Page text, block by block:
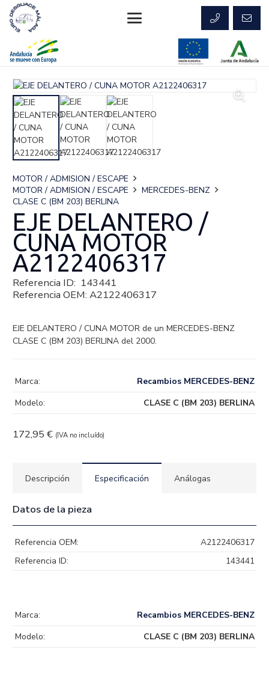
MOTOR / ADMISION / ESCAPE
MOTOR / ADMISION / ESCAPE
MERCEDES-BENZ
CLASE C (BM 203) BERLINA
EJE DELANTERO /
CUNA MOTOR
A2122406317
Referencia ID: 143441
Referencia OEM: A2122406317
EJE DELANTERO / CUNA MOTOR de un MERCEDES-BENZ
CLASE C (BM 203) BERLINA del 2000.
172,95 € (IVA no incluído)
Marca:
Recambios MERCEDES-BENZ
Modelo:
CLASE C (BM 203) BERLINA
Descripción Especificación Análogas
Datos de la pieza
Referencia OEM:
A2122406317
Referencia ID:
143441
Marca:
Recambios MERCEDES-BENZ
Modelo:
CLASE C (BM 203) BERLINA